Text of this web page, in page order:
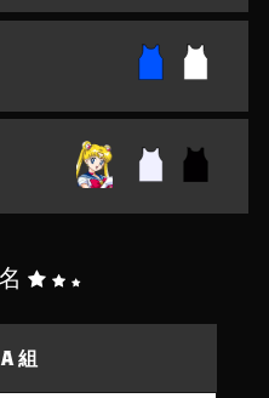
組